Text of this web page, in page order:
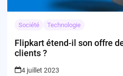
Société Technologie
Flipkart étend-il son offre
clients ?
4 juillet 2023